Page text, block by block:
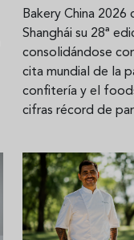
Bakery China 2026
Shanghái su 28ª
consolidándose
cita mundial de la
confitería y el
cifras récord de